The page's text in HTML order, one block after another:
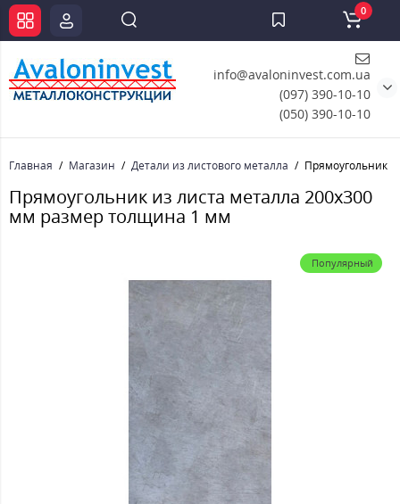
info@avaloninvest.com.ua
(097) 390-10-10
(050) 390-10-10
0
Главная Магазин Детали из листового металла Прямоугольник
Прямоугольник из листа металла 200х300
мм размер толщина 1 мм
Популярный